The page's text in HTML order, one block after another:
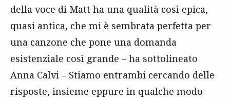
della voce di Matt ha una qualità così epica,
quasi antica, che mi è sembrata perfetta per
una canzone che pone una domanda
esistenziale così grande – ha sottolineato
Anna Calvi – Stiamo entrambi cercando delle
risposte, insieme eppure in qualche modo